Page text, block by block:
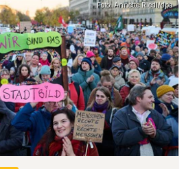
Foto: Annette Riedl/dpa